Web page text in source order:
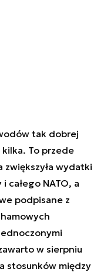
tak dobrej
To przede
wydatki
całego NATO, a
podpisane z
w sierpniu
stosunków między